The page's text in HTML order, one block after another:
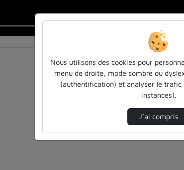
Nous utilisons des cookies pour
menu de droite, mode sombre ou
(authentification) et analyser le trafic
instances).
J’ai compris